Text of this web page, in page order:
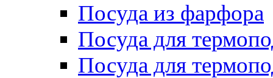
Посуда из фарфора
Посуда для
Посуда для